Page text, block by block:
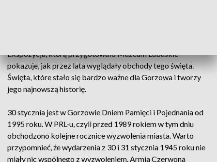
Ekspozycja, którą przygotowało Muzeum Lubuskie
pokazuje, jak przez lata wyglądały obchody tego święta.
Święta, które stało się bardzo ważne dla Gorzowa i tworzy
jego najnowszą historię.
30 stycznia jest w Gorzowie Dniem Pamięci i Pojednania od
1995 roku. W PRL-u, czyli przed 1989 rokiem w tym dniu
obchodzono kolejne rocznice wyzwolenia miasta. Warto
przypomnieć, że wydarzenia z 30 i 31 stycznia 1945 roku nie
miały nic wspólnego z wyzwoleniem. Armia Czerwona